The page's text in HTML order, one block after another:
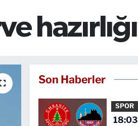
hazırlığı
Son Haberler
SPOR
18:03